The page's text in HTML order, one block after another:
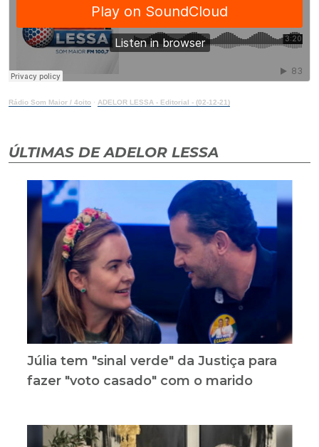
Rádio Som Maior / 4oito · ADELOR LESSA - Editorial - (02-12-21)
ÚLTIMAS DE ADELOR LESSA
Júlia tem "sinal verde" da Justiça para
fazer "voto casado" com o marido